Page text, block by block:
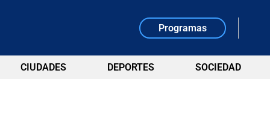
Programas
CIUDADES DEPORTES SOCIEDAD